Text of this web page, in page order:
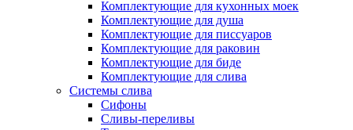
Комплектующие для кухонных моек
Комплектующие для душа
Комплектующие для писсуаров
Комплектующие для раковин
Комплектующие для биде
Комплектующие для слива
Системы слива
Сифоны
Сливы-переливы